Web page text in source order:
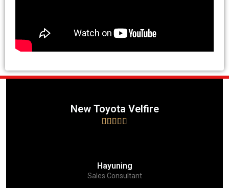
New Toyota Velfire
    
Hayuning
Sales Consultant